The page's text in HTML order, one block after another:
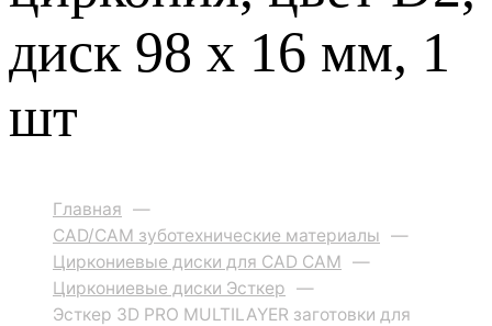
диск 98 х 16 мм, 1
шт
Главная —
CAD/CAM зуботехнические материалы —
Циркониевые диски для CAD CAM —
Циркониевые диски Эсткер —
Эсткер 3D PRO MULTILAYER заготовки для